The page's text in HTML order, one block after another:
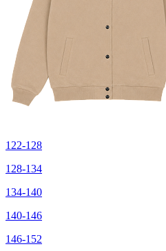
122-128
128-134
134-140
140-146
146-152